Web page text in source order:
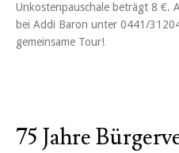
Unkostenpauschale beträgt 8 €.
bei Addi Baron unter 0441/
gemeinsame Tour!
75 Jahre